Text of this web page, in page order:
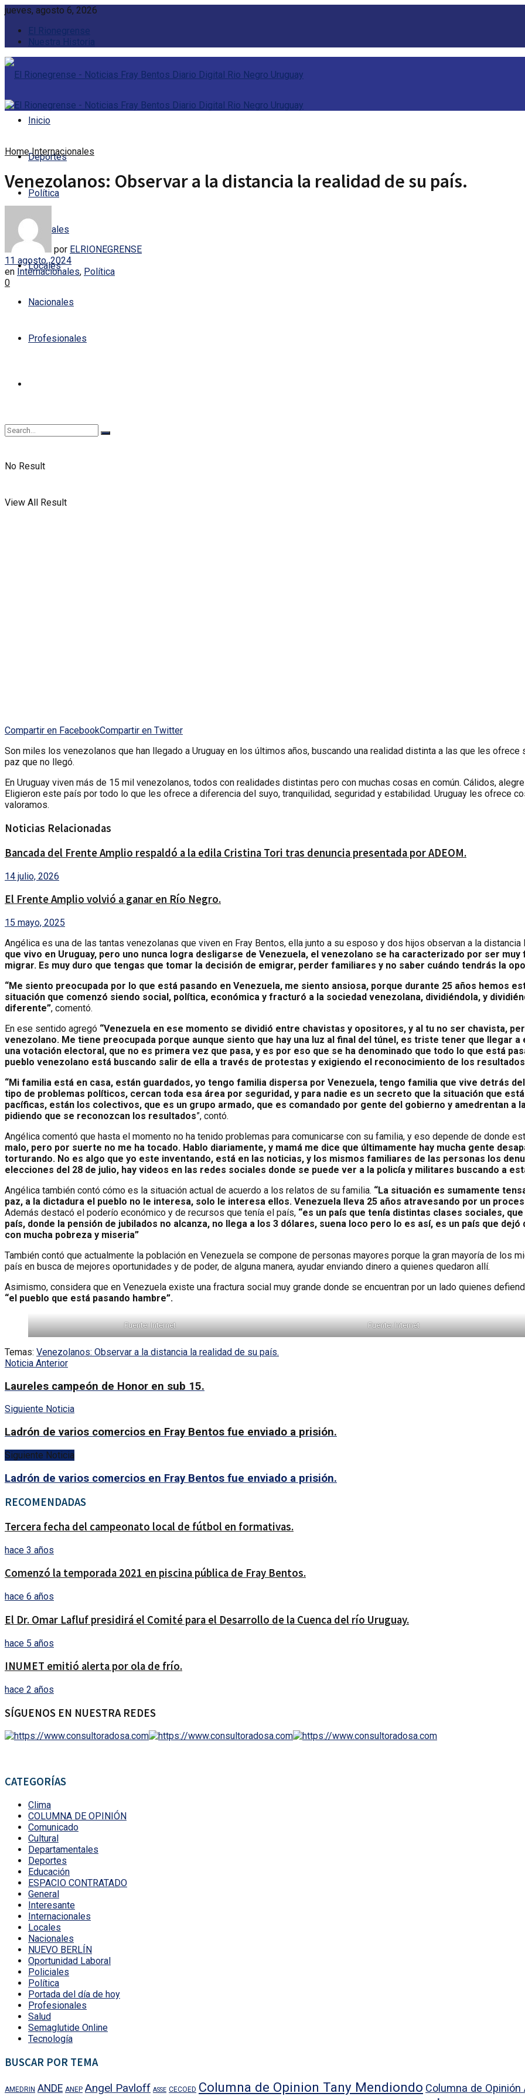
jueves, agosto 6, 2026
El Rionegrense
Nuestra Historia
Inicio
Deportes
Política
Policiales
Locales
Nacionales
Profesionales
No Result
View All Result
Home Internacionales
Venezolanos: Observar a la distancia la realidad de su país.
por ELRIONEGRENSE
11 agosto, 2024
en Internacionales, Política
0
Compartir en FacebookCompartir en Twitter
Son miles los venezolanos que han llegado a Uruguay en los últimos años, buscando una realidad distinta a las que les
paz que no llegó.
En Uruguay viven más de 15 mil venezolanos, todos con realidades distintas pero con muchas cosas en común. Cálidos,
Eligieron este país por todo lo que les ofrece a diferencia del suyo, tranquilidad, seguridad y estabilidad. Uruguay les ofrece
valoramos.
Noticias Relacionadas
Bancada del Frente Amplio respaldó a la edila Cristina Tori tras denuncia presentada por ADEOM.
14 julio, 2026
El Frente Amplio volvió a ganar en Río Negro.
15 mayo, 2025
Angélica es una de las tantas venezolanas que viven en Fray Bentos, ella junto a su esposo y dos hijos observan a la
que vivo en Uruguay, pero uno nunca logra desligarse de Venezuela, el venezolano se ha caracterizado por ser
migrar. Es muy duro que tengas que tomar la decisión de emigrar, perder familiares y no saber cuándo tendrás la
“Me siento preocupada por lo que está pasando en Venezuela, me siento ansiosa, porque durante 25 años hemos
situación que comenzó siendo social, política, económica y fracturó a la sociedad venezolana, dividiéndola, y
diferente”, comentó.
En ese sentido agregó “Venezuela en ese momento se dividió entre chavistas y opositores, y al tu no ser chavista,
venezolano. Me tiene preocupada porque aunque siento que hay una luz al final del túnel, es triste tener que llegar
una votación electoral, que no es primera vez que pasa, y es por eso que se ha denominado que todo lo que está
pueblo venezolano está buscando salir de ella a través de protestas y exigiendo el reconocimiento de los
“Mi familia está en casa, están guardados, yo tengo familia dispersa por Venezuela, tengo familia que vive detrás
tipo de problemas políticos, cercan toda esa área por seguridad, y para nadie es un secreto que la situación que
pacíficas, están los colectivos, que es un grupo armado, que es comandado por gente del gobierno y amedrentan a
pidiendo que se reconozcan los resultados”, contó.
Angélica comentó que hasta el momento no ha tenido problemas para comunicarse con su familia, y eso depende de donde
malo, pero por suerte no me ha tocado. Hablo diariamente, y mamá me dice que últimamente hay mucha gente
torturando. No es algo que yo este inventando, está en las noticias, y los mismos familiares de las personas los
elecciones del 28 de julio, hay videos en las redes sociales donde se puede ver a la policía y militares buscando a
Angélica también contó cómo es la situación actual de acuerdo a los relatos de su familia. “La situación es sumamente
paz, a la dictadura el pueblo no le interesa, solo le interesa ellos. Venezuela lleva 25 años atravesando por un
Además destacó el poderío económico y de recursos que tenía el país, “es un país que tenía distintas clases sociales,
país, donde la pensión de jubilados no alcanza, no llega a los 3 dólares, suena loco pero lo es así, es un país que
con mucha pobreza y miseria”
También contó que actualmente la población en Venezuela se compone de personas mayores porque la gran mayoría de los
país en busca de mejores oportunidades y de poder, de alguna manera, ayudar enviando dinero a quienes quedaron allí.
Asimismo, considera que en Venezuela existe una fractura social muy grande donde se encuentran por un lado quienes
“el pueblo que está pasando hambre”.
Fuente: Internet Fuente: Internet
Temas: Venezolanos: Observar a la distancia la realidad de su país.
Noticia Anterior
Laureles campeón de Honor en sub 15.
Siguiente Noticia
Ladrón de varios comercios en Fray Bentos fue enviado a prisión.
Siguiente Noticia
Ladrón de varios comercios en Fray Bentos fue enviado a prisión.
RECOMENDADAS
Tercera fecha del campeonato local de fútbol en formativas.
hace 3 años
Comenzó la temporada 2021 en piscina pública de Fray Bentos.
hace 6 años
El Dr. Omar Lafluf presidirá el Comité para el Desarrollo de la Cuenca del río Uruguay.
hace 5 años
INUMET emitió alerta por ola de frío.
hace 2 años
SÍGUENOS EN NUESTRA REDES
CATEGORÍAS
Clima
COLUMNA DE OPINIÓN
Comunicado
Cultural
Departamentales
Deportes
Educación
ESPACIO CONTRATADO
General
Interesante
Internacionales
Locales
Nacionales
NUEVO BERLÍN
Oportunidad Laboral
Policiales
Política
Portada del día de hoy
Profesionales
Salud
Semaglutide Online
Tecnología
BUSCAR POR TEMA
AMEDRIN ANDE ANEP Angel Pavloff ASSE CECOED Columna de Opinion Tany Mendiondo Columna de